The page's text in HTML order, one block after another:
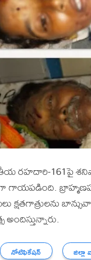
161పై
నోటిఫికేషన్ జిల్లా